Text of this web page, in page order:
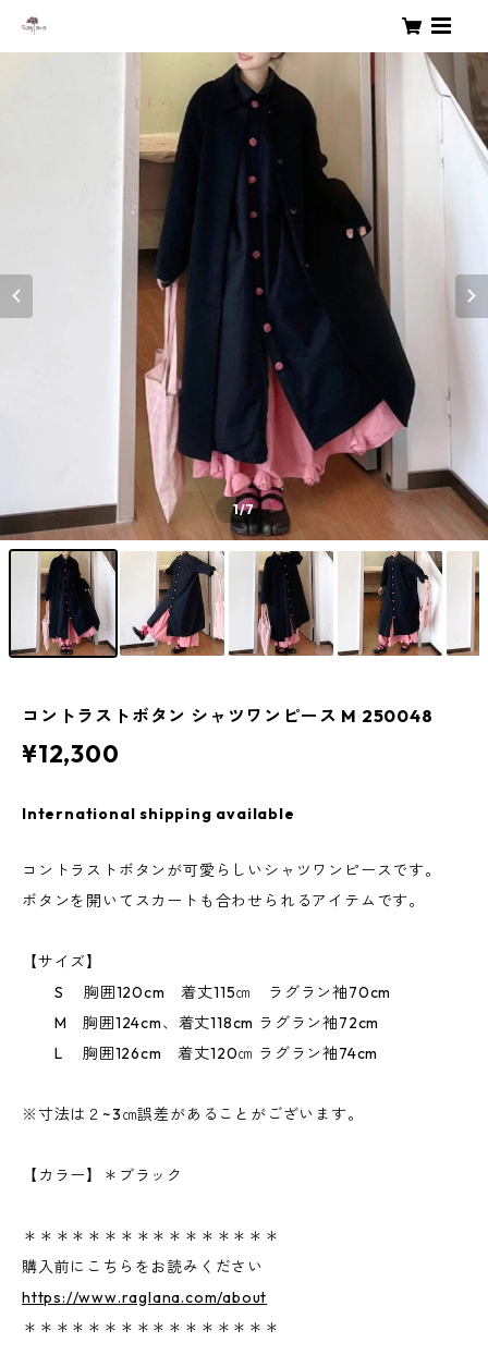
1/7
コントラストボタン シャツワンピース M 250048
¥12,300
International shipping available
コントラストボタンが可愛らしいシャツワンピースです。
ボタンを開いてスカートも合わせられるアイテムです。
【サイズ】
S 胸囲120cm 着丈115㎝ ラグラン袖70cm
M 胸囲124cm、着丈118cm ラグラン袖72cm
L 胸囲126cm 着丈120㎝ ラグラン袖74cm
※寸法は２~3㎝誤差があることがございます。
【カラー】＊ブラック
＊＊＊＊＊＊＊＊＊＊＊＊＊＊＊＊
購入前にこちらをお読みください
https://www.raglana.com/about
＊＊＊＊＊＊＊＊＊＊＊＊＊＊＊＊